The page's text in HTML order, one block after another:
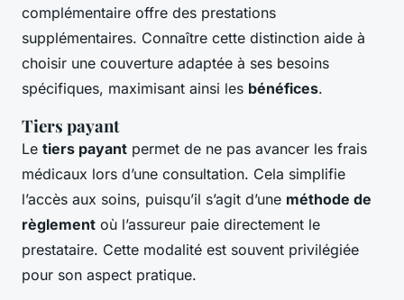
complémentaire offre des prestations
supplémentaires. Connaître cette distinction aide à
choisir une couverture adaptée à ses besoins
spécifiques, maximisant ainsi les bénéfices.
Tiers payant
Le tiers payant permet de ne pas avancer les frais
médicaux lors d’une consultation. Cela simplifie
l’accès aux soins, puisqu’il s’agit d’une méthode de
règlement où l’assureur paie directement le
prestataire. Cette modalité est souvent privilégiée
pour son aspect pratique.